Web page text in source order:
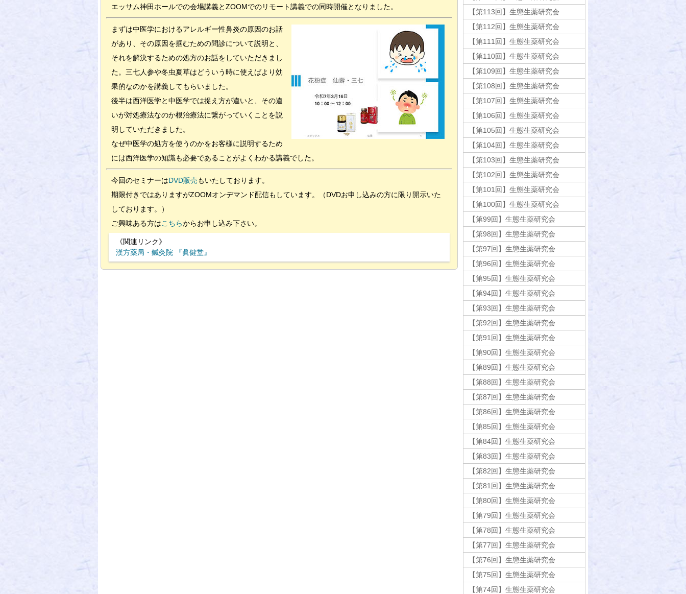
エッサム神田ホールでの会場講義とZOOMでのリモート講義での同時開催となりました。
まずは中医学におけるアレルギー性鼻炎の原因のお話
があり、その原因を掴むための問診について説明と、
それを解決するための処方のお話をしていただきまし
た。三七人参や冬虫夏草はどういう時に使えばより効
果的なのかを講義してもらいました。
後半は西洋医学と中医学では捉え方が違いと、その違
いが対処療法なのか根治療法に繋がっていくことを説
明していただきました。
なぜ中医学の処方を使うのかをお客様に説明するため
には西洋医学の知識も必要であることがよくわかる講義でした。
今回のセミナーはDVD販売もいたしております。
期限付きではありますがZOOMオンデマンド配信もしています。（DVDお申し込みの方に限り開示いた
しております。）
ご興味ある方はこちらからお申し込み下さい。
《関連リンク》
漢方薬局・鍼灸院 『眞健堂』
【第113回】生態生薬研究会
【第112回】生態生薬研究会
【第111回】生態生薬研究会
【第110回】生態生薬研究会
【第109回】生態生薬研究会
【第108回】生態生薬研究会
【第107回】生態生薬研究会
【第106回】生態生薬研究会
【第105回】生態生薬研究会
【第104回】生態生薬研究会
【第103回】生態生薬研究会
【第102回】生態生薬研究会
【第101回】生態生薬研究会
【第100回】生態生薬研究会
【第99回】生態生薬研究会
【第98回】生態生薬研究会
【第97回】生態生薬研究会
【第96回】生態生薬研究会
【第95回】生態生薬研究会
【第94回】生態生薬研究会
【第93回】生態生薬研究会
【第92回】生態生薬研究会
【第91回】生態生薬研究会
【第90回】生態生薬研究会
【第89回】生態生薬研究会
【第88回】生態生薬研究会
【第87回】生態生薬研究会
【第86回】生態生薬研究会
【第85回】生態生薬研究会
【第84回】生態生薬研究会
【第83回】生態生薬研究会
【第82回】生態生薬研究会
【第81回】生態生薬研究会
【第80回】生態生薬研究会
【第79回】生態生薬研究会
【第78回】生態生薬研究会
【第77回】生態生薬研究会
【第76回】生態生薬研究会
【第75回】生態生薬研究会
【第74回】生態生薬研究会